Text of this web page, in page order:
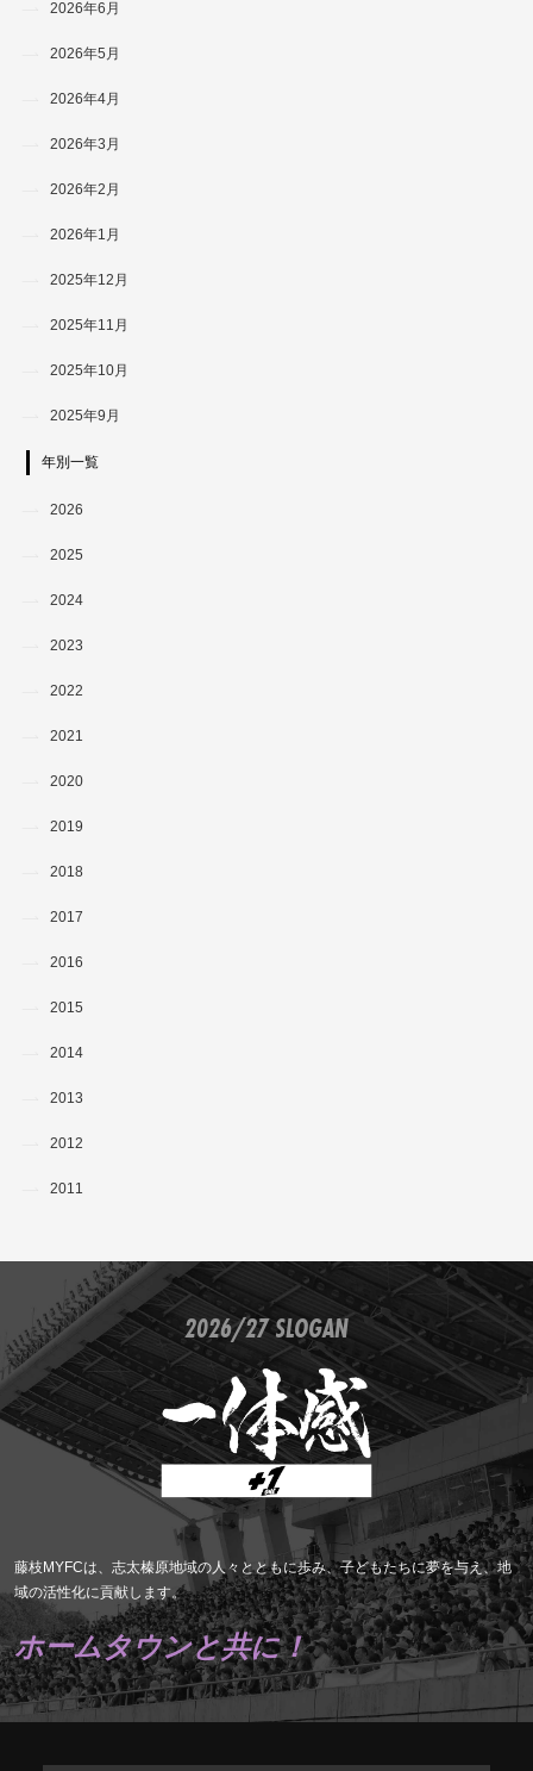
2026年6月
2026年5月
2026年4月
2026年3月
2026年2月
2026年1月
2025年12月
2025年11月
2025年10月
2025年9月
年別一覧
2026
2025
2024
2023
2022
2021
2020
2019
2018
2017
2016
2015
2014
2013
2012
2011
2026/27 SLOGAN
藤枝MYFCは、志太榛原地域の人々とともに歩み、子どもたちに夢を与え、地
域の活性化に貢献します。
ホームタウンと共に！